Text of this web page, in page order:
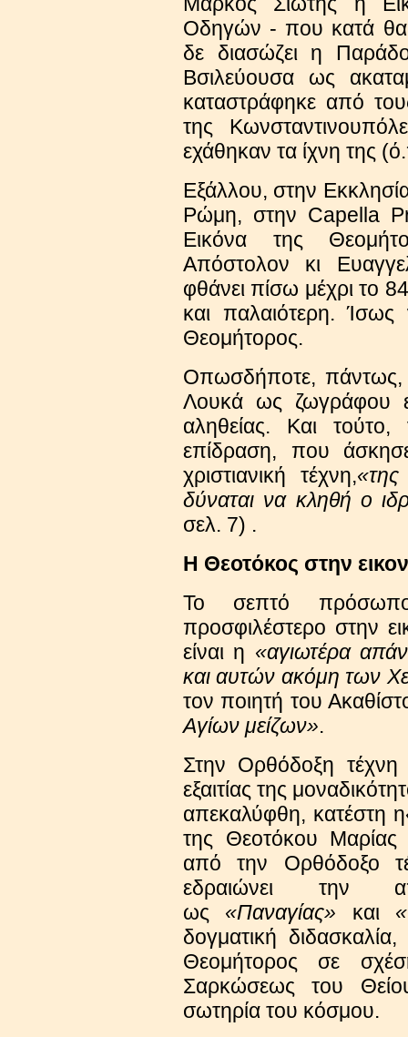
Οδηγών - που κατά
δε διασώζει η
Βσιλεύουσα ως
καταστράφηκε από
της
εχάθηκαν τα ίχνη της
Εξάλλου, στην
Ρώμη, στην Capella
Eικόνα της
Απόστολον κι
φθάνει πίσω μέχρι το
και παλαιότερη.
Θεομήτορος.
Οπωσδήποτε, πάντως,
Λουκά ως ζωγράφου
αληθείας. Και τούτο,
επίδραση, που
χριστιανική τέχνη,
δύναται να κληθή ο
σελ. 7) .
Η Θεοτόκος στην
Το σεπτό
προσφιλέστερο στην
είναι η «αγιωτέρα
και αυτών ακόμη των
τον ποιητή του
Αγίων μείζων».
Στην Ορθόδοξη
εξαιτίας της
απεκαλύφθη, κατέστη η
της Θεοτόκου Μαρίας
από την Ορθόδοξο
εδραιώνει την
ως «Παναγίας» και
δογματική
Θεομήτορος σε
Σαρκώσεως του
σωτηρία του κόσμου.